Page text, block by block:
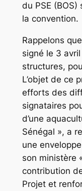
du PSE
la convention.
Rappelons
signé le 3
structures,
L’objet de ce
efforts des
signataires
d’une
Sénégal », a
une
son ministère
contribution
Projet et